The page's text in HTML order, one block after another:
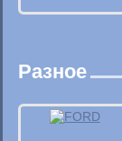
Разное